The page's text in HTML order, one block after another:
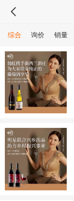
综合 询价 销量